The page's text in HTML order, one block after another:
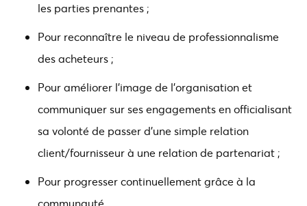
les parties prenantes ;
Pour reconnaître le niveau de professionnalisme
des acheteurs ;
Pour améliorer l'image de l'organisation et
communiquer sur ses engagements en officialisant
sa volonté de passer d'une simple relation
client/fournisseur à une relation de partenariat ;
Pour progresser continuellement grâce à la
communauté.